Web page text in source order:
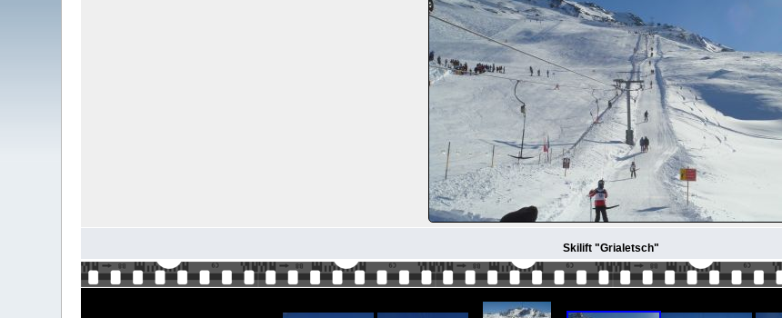
Skilift "Grialetsch"